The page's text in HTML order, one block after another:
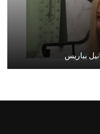
بباريس